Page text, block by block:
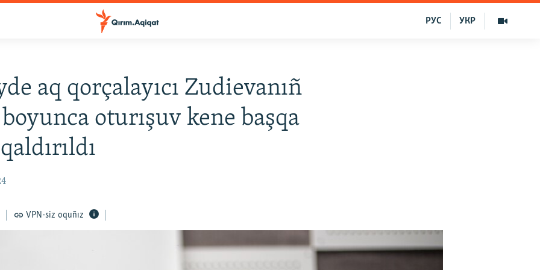
УКР
РУС
aq qorçalayıcı Zudievanıñ
boyunca oturışuv kene başqa
VPN-siz oquñız